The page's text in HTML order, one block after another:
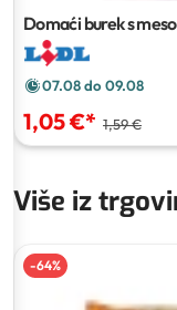
Domaći burek s
07.08 do 09.08
1,05 €* 1,59 €
Više iz
-64%